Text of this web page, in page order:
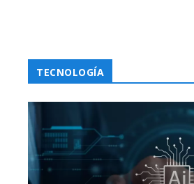
TECNOLOGÍA